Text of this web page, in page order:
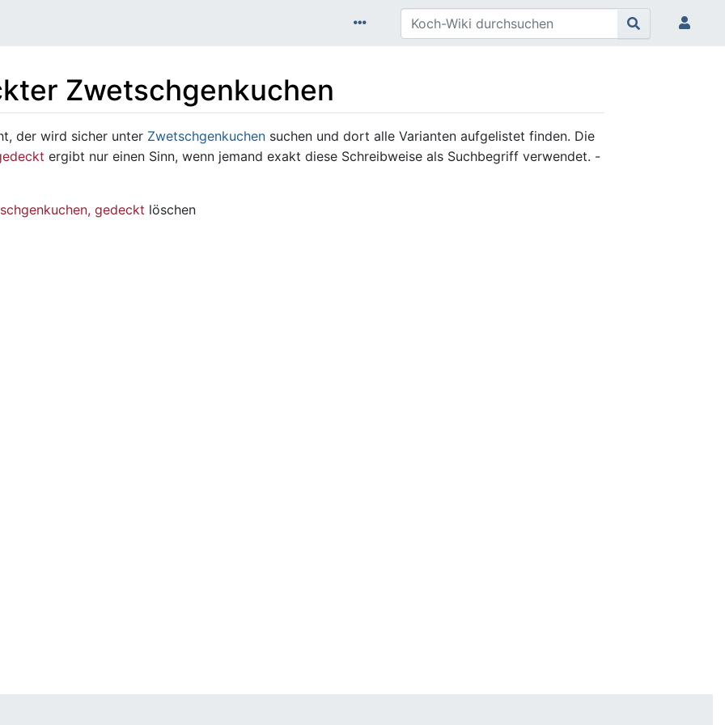
Zwetschgenkuchen
der wird sicher unter Zwetschgenkuchen suchen und dort alle Varianten aufgelistet finden. Die
ergibt nur einen Sinn, wenn jemand exakt diese Schreibweise als Suchbegriff verwendet. -
gedeckt löschen